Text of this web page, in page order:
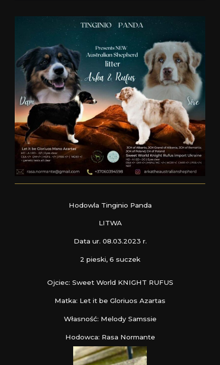
Hodowla Tinginio Panda
LITWA
Data ur. 08.03.2023 r.
2 pieski, 6 suczek
Ojciec: Sweet World KNIGHT RUFUS
Matka: Let it be Gloriuos Azartas
Własność: Melody Samssie
Hodowca: Rasa Normante